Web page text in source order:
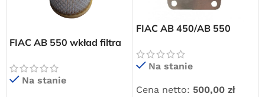
FIAC AB 550 wkład filtra
Na stanie
FIAC AB 450/AB 550
Na stanie
Cena netto: 500,00 zł
Darmowa dostawa
dla wszystkich zamówień złożonych w sklepie
internetowym o wartości minimum 80,00 zł brutto.
Przejdź do sklepu
Oferta ograniczona czasowo